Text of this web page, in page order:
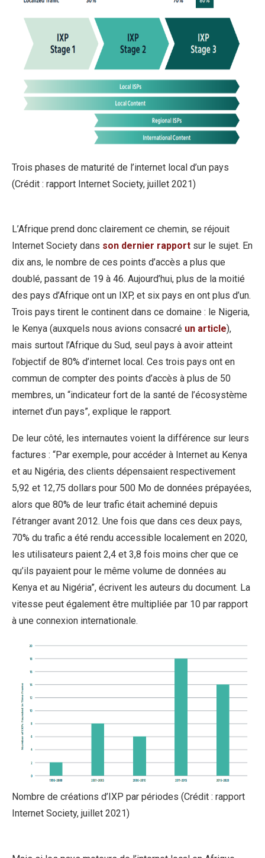
Trois phases de maturité de l’internet local d’un pays
(Crédit : rapport Internet Society, juillet 2021)
L’Afrique prend donc clairement ce chemin, se réjouit
Internet Society dans son dernier rapport sur le sujet. En
dix ans, le nombre de ces points d’accès a plus que
doublé, passant de 19 à 46. Aujourd’hui, plus de la moitié
des pays d’Afrique ont un IXP, et six pays en ont plus d’un.
Trois pays tirent le continent dans ce domaine : le Nigeria,
le Kenya (auxquels nous avions consacré un article),
mais surtout l’Afrique du Sud, seul pays à avoir atteint
l’objectif de 80% d’internet local. Ces trois pays ont en
commun de compter des points d’accès à plus de 50
membres, un “indicateur fort de la santé de l’écosystème
internet d’un pays”, explique le rapport.
De leur côté, les internautes voient la différence sur leurs
factures : “Par exemple, pour accéder à Internet au Kenya
et au Nigéria, des clients dépensaient respectivement
5,92 et 12,75 dollars pour 500 Mo de données prépayées,
alors que 80% de leur trafic était acheminé depuis
l’étranger avant 2012. Une fois que dans ces deux pays,
70% du trafic a été rendu accessible localement en 2020,
les utilisateurs paient 2,4 et 3,8 fois moins cher que ce
qu’ils payaient pour le même volume de données au
Kenya et au Nigéria”, écrivent les auteurs du document. La
vitesse peut également être multipliée par 10 par rapport
à une connexion internationale.
Nombre de créations d’IXP par périodes (Crédit : rapport
Internet Society, juillet 2021)